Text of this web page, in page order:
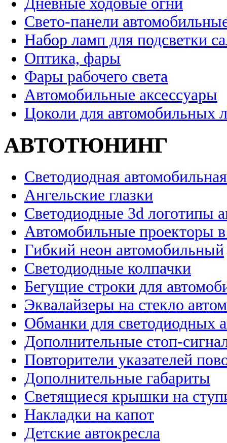
Свето-панели
Набор ламп для подсветки
Оптика, фары
Фары рабочего света
Автомобильные аксессуары
Цоколи для автомобильных
АВТОТЮНИНГ
Светодиодная
Ангельские глазки
Светодиодные 3d логотипы
Автомобильные проекторы
Гибкий неон автомобильный
Светодиодные колпачки
Бегущие строки для
Эквалайзеры на стекло
Обманки для светодиодных
Дополнительные стоп-
Повторители указателей
Дополнительные габариты
Светящиеся крышки на
Накладки на капот
Детские автокресла